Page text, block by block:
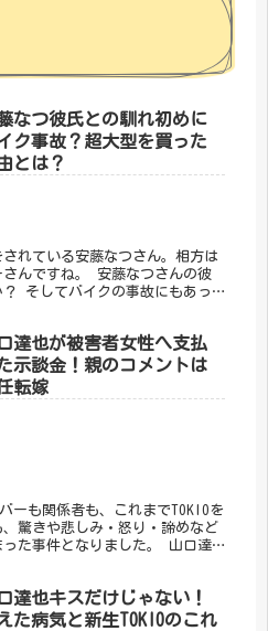
なつ彼氏との馴れ初めに
ク事故？超大型を買った
とは？
れている安藤なつさん。相方は
んですね。 安藤なつさんの彼
そしてバイクの事故にもあっ
達也が被害者女性へ支払
示談金！親のコメントは
転嫁
ーも関係者も、これまでTOKIOを
驚きや悲しみ・怒り・諦めなど
た事件となりました。 山口達
達也キスだけじゃない！
た病気と新生TOKIOのこれ